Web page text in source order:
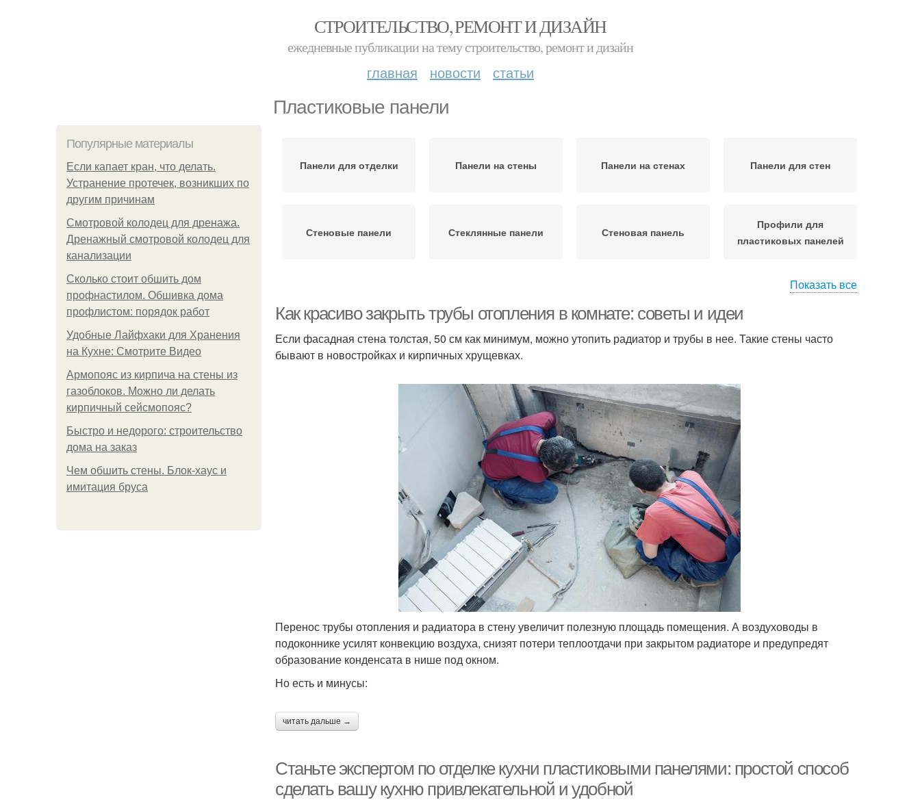
СТРОИТЕЛЬСТВО, РЕМОНТ И ДИЗАЙН
ежедневные публикации на тему строительство, ремонт и дизайн
главная новости статьи
Пластиковые панели
Популярные материалы
Если капает кран, что делать.
Устранение протечек, возникших по
другим причинам
Смотровой колодец для дренажа.
Дренажный смотровой колодец для
канализации
Сколько стоит обшить дом
профнастилом. Обшивка дома
профлистом: порядок работ
Удобные Лайфхаки для Хранения
на Кухне: Смотрите Видео
Армопояс из кирпича на стены из
газоблоков. Можно ли делать
кирпичный сейсмопояс?
Быстро и недорого: строительство
дома на заказ
Чем обшить стены. Блок-хаус и
имитация бруса
Панели для отделки Панели на стены Панели на стенах Панели для стен
Стеновые панели Стеклянные панели Стеновая панель
Профили для
пластиковых панелей
панели
панелями
Панели из пластика
Панели для ванной
комнаты
Листовые панели Панели по сравнению
Панели в ванной грибок Ванная панель Панели в ванной и
Туалеты с панелями Туалет из панелей Панель для туалета Панели для туалета
поливинилхлорида
Влагостойкие панели
Показать все
Как красиво закрыть трубы отопления в комнате: советы и идеи
Если фасадная стена толстая, 50 см как минимум, можно утопить радиатор и трубы в нее. Такие стены часто
бывают в новостройках и кирпичных хрущевках.
Перенос трубы отопления и радиатора в стену увеличит полезную площадь помещения. А воздуховоды в
подоконнике усилят конвекцию воздуха, снизят потери теплоотдачи при закрытом радиаторе и предупредят
образование конденсата в нише под окном.
Но есть и минусы:
читать дальше →
Станьте экспертом по отделке кухни пластиковыми панелями: простой способ
сделать вашу кухню привлекательной и удобной